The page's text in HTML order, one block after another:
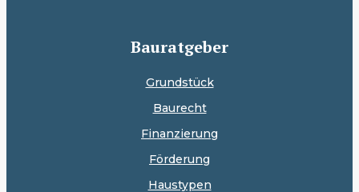
Bauratgeber
Grundstück
Baurecht
Finanzierung
Förderung
Haustypen